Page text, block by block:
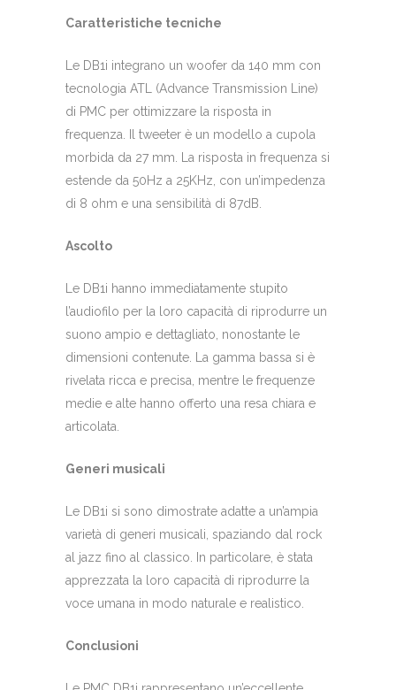
Caratteristiche tecniche
Le DB1i integrano un woofer da 140 mm con
tecnologia ATL (Advance Transmission Line)
di PMC per ottimizzare la risposta in
frequenza. Il tweeter è un modello a cupola
morbida da 27 mm. La risposta in frequenza si
estende da 50Hz a 25KHz, con un’impedenza
di 8 ohm e una sensibilità di 87dB.
Ascolto
Le DB1i hanno immediatamente stupito
l’audiofilo per la loro capacità di riprodurre un
suono ampio e dettagliato, nonostante le
dimensioni contenute. La gamma bassa si è
rivelata ricca e precisa, mentre le frequenze
medie e alte hanno offerto una resa chiara e
articolata.
Generi musicali
Le DB1i si sono dimostrate adatte a un’ampia
varietà di generi musicali, spaziando dal rock
al jazz fino al classico. In particolare, è stata
apprezzata la loro capacità di riprodurre la
voce umana in modo naturale e realistico.
Conclusioni